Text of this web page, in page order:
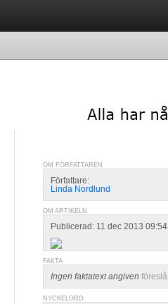
OM FÖRFATTAREN
Författare:
Linda Nordlund
OM ARTIKELN
Publicerad: 11 dec 2013 09:54
FAKTA
Ingen faktatext angiven föreslå
NYCKELORD